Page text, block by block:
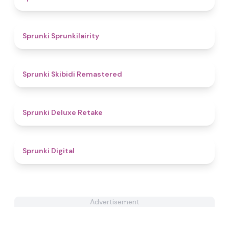
Sprunki Sprunkilairity
Sprunki Skibidi Remastered
Sprunki Deluxe Retake
Sprunki Digital
Advertisement